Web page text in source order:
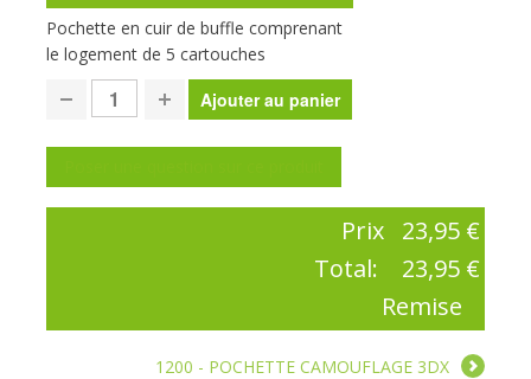
Pochette en cuir de buffle comprenant
le logement de 5 cartouches
Prix 23,95 €
Total:
23,95 €
Remise
1200 - POCHETTE CAMOUFLAGE 3DX